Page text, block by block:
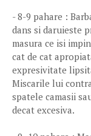
- 8-9 pahare :
dans si daruieste
masura ce isi
cat de cat
expresivitate
Miscarile lui
spatele camasii
decat excesiva.